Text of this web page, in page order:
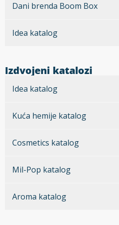
Dani brenda Boom Box
Idea katalog
Izdvojeni katalozi
Idea katalog
Kuća hemije katalog
Cosmetics katalog
Mil-Pop katalog
Aroma katalog